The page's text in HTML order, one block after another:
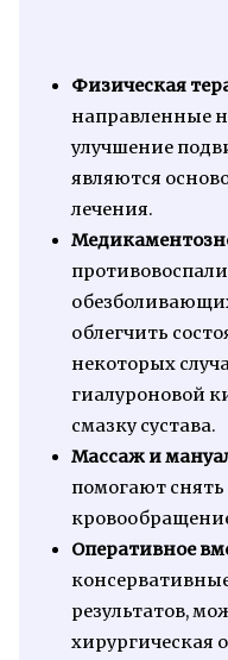
Физическая
направленные
улучшение
являются
лечения.
облегчить
некоторых
гиалуроновой
смазку сустава.
Массаж и
помогают
Оперативное
результатов,
хирургическая